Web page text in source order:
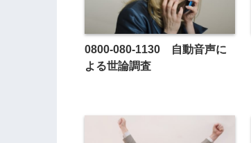
0800-080-1130 自動音声に
よる世論調査